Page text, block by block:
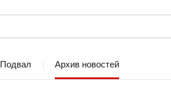
Подвал Архив новостей